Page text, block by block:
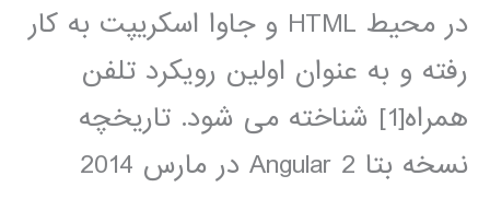
در محیط HTML و جاوا اسکریپت به کار
رفته و به عنوان اولین رویکرد تلفن
همراه[1] شناخته می شود. تاریخچه
نسخه بتا Angular 2 در مارس 2014